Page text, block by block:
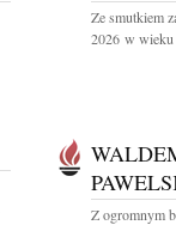
Ze smutkiem
2026 w wieku
Z ogromnym